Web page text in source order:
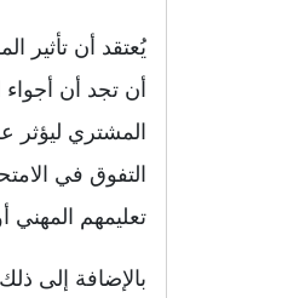
يُعتقد أن تأثير
أن تجد أن
المشتري ليؤثر
التفوق في
تعليمهم المهني
بالإضافة إلى